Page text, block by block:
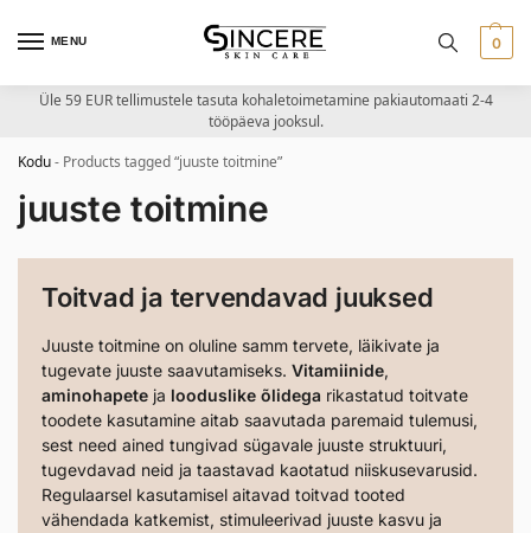
MENU 0
Üle 59 EUR tellimustele tasuta kohaletoimetamine pakiautomaati 2-4
tööpäeva jooksul.
Kodu- Products tagged “juuste toitmine”
juuste toitmine
Toitvad ja tervendavad juuksed
Juuste toitmine on oluline samm tervete, läikivate ja
tugevate juuste saavutamiseks. Vitamiinide,
aminohapete ja looduslike õlidega rikastatud toitvate
toodete kasutamine aitab saavutada paremaid tulemusi,
sest need ained tungivad sügavale juuste struktuuri,
tugevdavad neid ja taastavad kaotatud niiskusevarusid.
Regulaarsel kasutamisel aitavad toitvad tooted
vähendada katkemist, stimuleerivad juuste kasvu ja